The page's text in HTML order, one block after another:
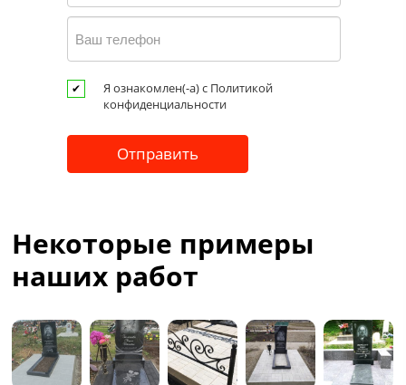
Я ознакомлен(-а) с Политикой
конфиденциальности
Некоторые примеры
наших работ